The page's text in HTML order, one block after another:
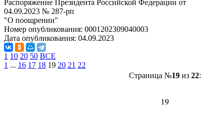
Распоряжение Президента Российской Федерации от
04.09.2023 № 287-рп
"О поощрении"
Номер опубликования: 0001202309040003
Дата опубликования: 04.09.2023
1 10 20 50 ВСЕ
1 ... 16 17 18 19 20 21 22
Страница №19из 22: